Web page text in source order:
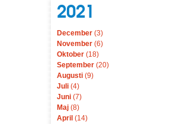
2021
December (3)
November (6)
Oktober (18)
September (20)
Augusti (9)
Juli (4)
Juni (7)
Maj (8)
April (14)